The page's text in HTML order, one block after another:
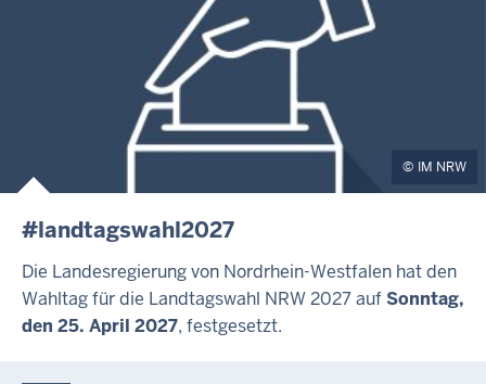
IM NRW
#landtagswahl2027
Die Landesregierung von Nordrhein-Westfalen hat den
Wahltag für die Landtagswahl NRW 2027 aufSonntag,
den 25. April 2027, festgesetzt.